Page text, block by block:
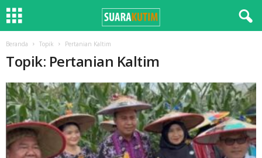
Beranda Topik Pertanian Kaltim
Topik: Pertanian Kaltim